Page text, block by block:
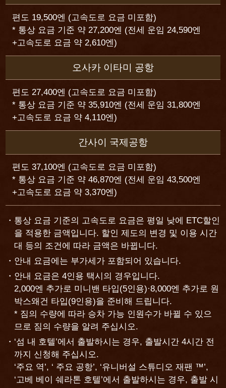
편도 19,500엔 (고속도로 요금 미포함)
* 통상 요금 기준 약 27,200엔 (전세 운임 24,590엔
+고속도로 요금 약 2,610엔)
오사카 이타미 공항
편도 27,400엔 (고속도로 요금 미포함)
* 통상 요금 기준 약 35,910엔 (전세 운임 31,800엔
+고속도로 요금 약 4,110엔)
간사이 국제공항
편도 37,100엔 (고속도로 요금 미포함)
* 통상 요금 기준 약 46,870엔 (전세 운임 43,500엔
+고속도로 요금 약 3,370엔)
통상 요금 기준의 고속도로 요금은 평일 낮에 ETC할인
을 적용한 금액입니다. 할인 제도의 변경 및 이용 시간
대 등의 조건에 따라 금액은 바뀝니다.
안내 요금에는 부가세가 포함되어 있습니다.
안내 요금은 4인용 택시의 경우입니다.
2,000엔 추가로 미니밴 타입(5인용)·8,000엔 추가로 원
박스왜건 타입(9인용)을 준비해 드립니다.
* 짐의 수량에 따라 승차 가능 인원수가 바뀔 수 있으
므로 짐의 수량을 알려 주십시오.
‘섬 내 호텔’에서 출발하시는 경우, 출발시간 4시간 전
까지 신청해 주십시오.
‘주요 역’, ‘ 주요 공항’, ‘유니버설 스튜디오 재팬 ™’,
‘고베 베이 쉐라톤 호텔’에서 출발하시는 경우, 출발 시